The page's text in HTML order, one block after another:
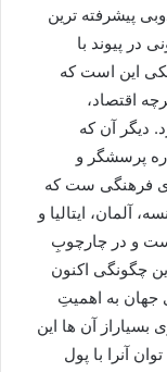
پیشرفته ترین
در پیوند با
این است که
اقتصاد،
دیگر آن که
پرسشگر و
فرهنگی ست که
آلمان، ایتالیا و
و در چارچوبِ
چگونگی اکنون
به اهمیتِ
بسیاراز آن ها این
آنرا با پول